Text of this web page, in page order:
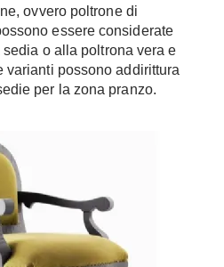
Progetto
Norme
Il Verde
Restauri
Hi-Fi
Home-Theatre
ovvero poltrone di
essere considerate
o alla poltrona vera e
varianti possono addirittura
per la zona pranzo.